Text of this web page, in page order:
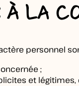
LA
personnel
;
et